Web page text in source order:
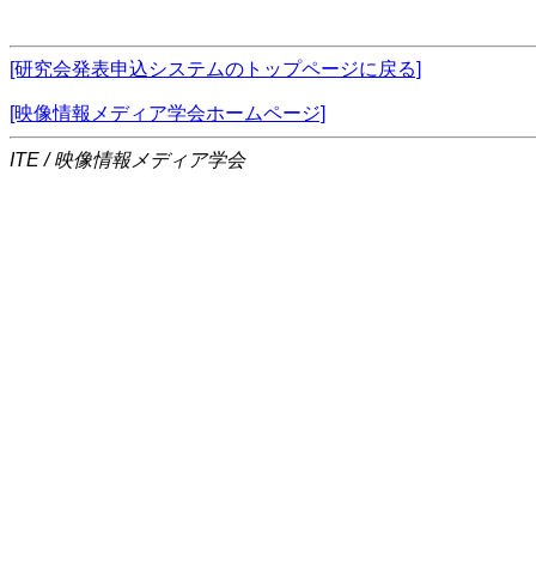
[研究会発表申込システムのトップページに戻る]
[映像情報メディア学会ホームページ]
ITE / 映像情報メディア学会